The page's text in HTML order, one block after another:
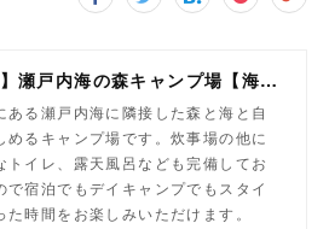
【岡山】瀬戸内海の森キャンプ場【海と森を楽しむ】
ある瀬戸内海に隣接した森と海と自
めるキャンプ場です。炊事場の他に
トイレ、露天風呂なども完備してお
で宿泊でもデイキャンプでもスタイ
た時間をお楽しみいただけます。